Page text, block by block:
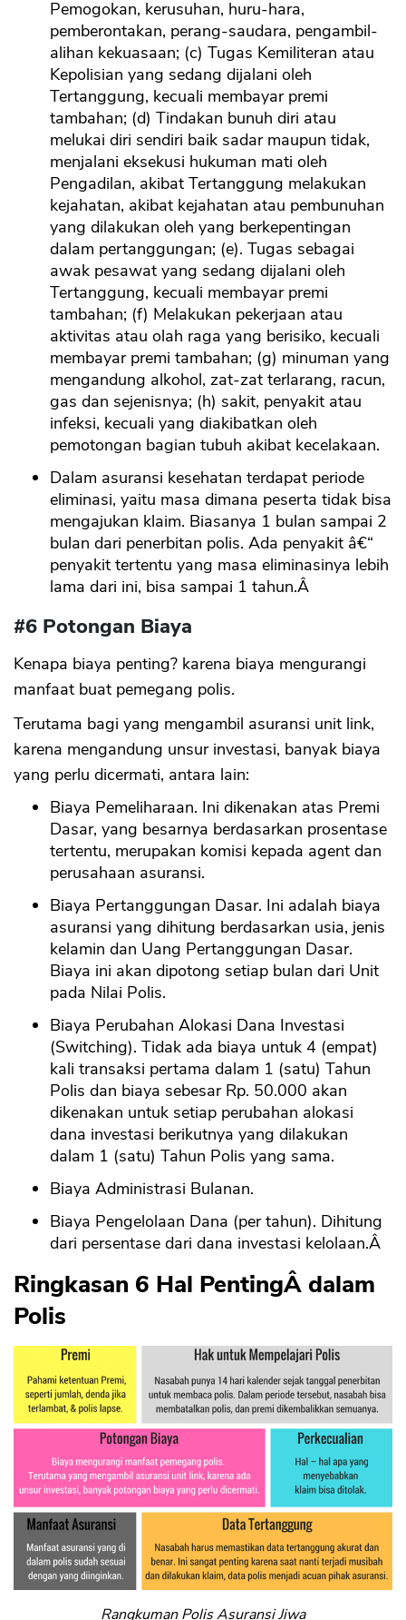
Pemogokan, kerusuhan, huru-hara,
pemberontakan, perang-saudara, pengambil-
alihan kekuasaan; (c) Tugas Kemiliteran atau
Kepolisian yang sedang dijalani oleh
Tertanggung, kecuali membayar premi
tambahan; (d) Tindakan bunuh diri atau
melukai diri sendiri baik sadar maupun tidak,
menjalani eksekusi hukuman mati oleh
Pengadilan, akibat Tertanggung melakukan
kejahatan, akibat kejahatan atau pembunuhan
yang dilakukan oleh yang berkepentingan
dalam pertanggungan; (e). Tugas sebagai
awak pesawat yang sedang dijalani oleh
Tertanggung, kecuali membayar premi
tambahan; (f) Melakukan pekerjaan atau
aktivitas atau olah raga yang berisiko, kecuali
membayar premi tambahan; (g) minuman yang
mengandung alkohol, zat-zat terlarang, racun,
gas dan sejenisnya; (h) sakit, penyakit atau
infeksi, kecuali yang diakibatkan oleh
pemotongan bagian tubuh akibat kecelakaan.
Dalam asuransi kesehatan terdapat periode
eliminasi, yaitu masa dimana peserta tidak bisa
mengajukan klaim. Biasanya 1 bulan sampai 2
bulan dari penerbitan polis. Ada penyakit â€“
penyakit tertentu yang masa eliminasinya lebih
lama dari ini, bisa sampai 1 tahun.Â
#6 Potongan Biaya
Kenapa biaya penting? karena biaya mengurangi
manfaat buat pemegang polis.
Terutama bagi yang mengambil asuransi unit link,
karena mengandung unsur investasi, banyak biaya
yang perlu dicermati, antara lain:
Biaya Pemeliharaan. Ini dikenakan atas Premi
Dasar, yang besarnya berdasarkan prosentase
tertentu, merupakan komisi kepada agent dan
perusahaan asuransi.
Biaya Pertanggungan Dasar. Ini adalah biaya
asuransi yang dihitung berdasarkan usia, jenis
kelamin dan Uang Pertanggungan Dasar.
Biaya ini akan dipotong setiap bulan dari Unit
pada Nilai Polis.
Biaya Perubahan Alokasi Dana Investasi
(Switching). Tidak ada biaya untuk 4 (empat)
kali transaksi pertama dalam 1 (satu) Tahun
Polis dan biaya sebesar Rp. 50.000 akan
dikenakan untuk setiap perubahan alokasi
dana investasi berikutnya yang dilakukan
dalam 1 (satu) Tahun Polis yang sama.
Biaya Administrasi Bulanan.
Biaya Pengelolaan Dana (per tahun). Dihitung
dari persentase dari dana investasi kelolaan.Â
Ringkasan 6 Hal PentingÂ dalam
Polis
Rangkuman Polis Asuransi Jiwa